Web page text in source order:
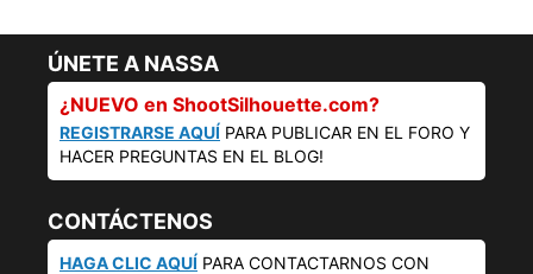
pagination
ÚNETE A NASSA
¿NUEVO en ShootSilhouette.com?
REGISTRARSE AQUÍ PARA PUBLICAR EN EL FORO Y
HACER PREGUNTAS EN EL BLOG!
CONTÁCTENOS
HAGA CLIC AQUÍ PARA CONTACTARNOS CON